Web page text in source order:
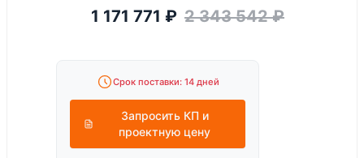
1 171 771 ₽ 2 343 542₽
Срок поставки: 14 дней
Запросить КП и
проектную цену